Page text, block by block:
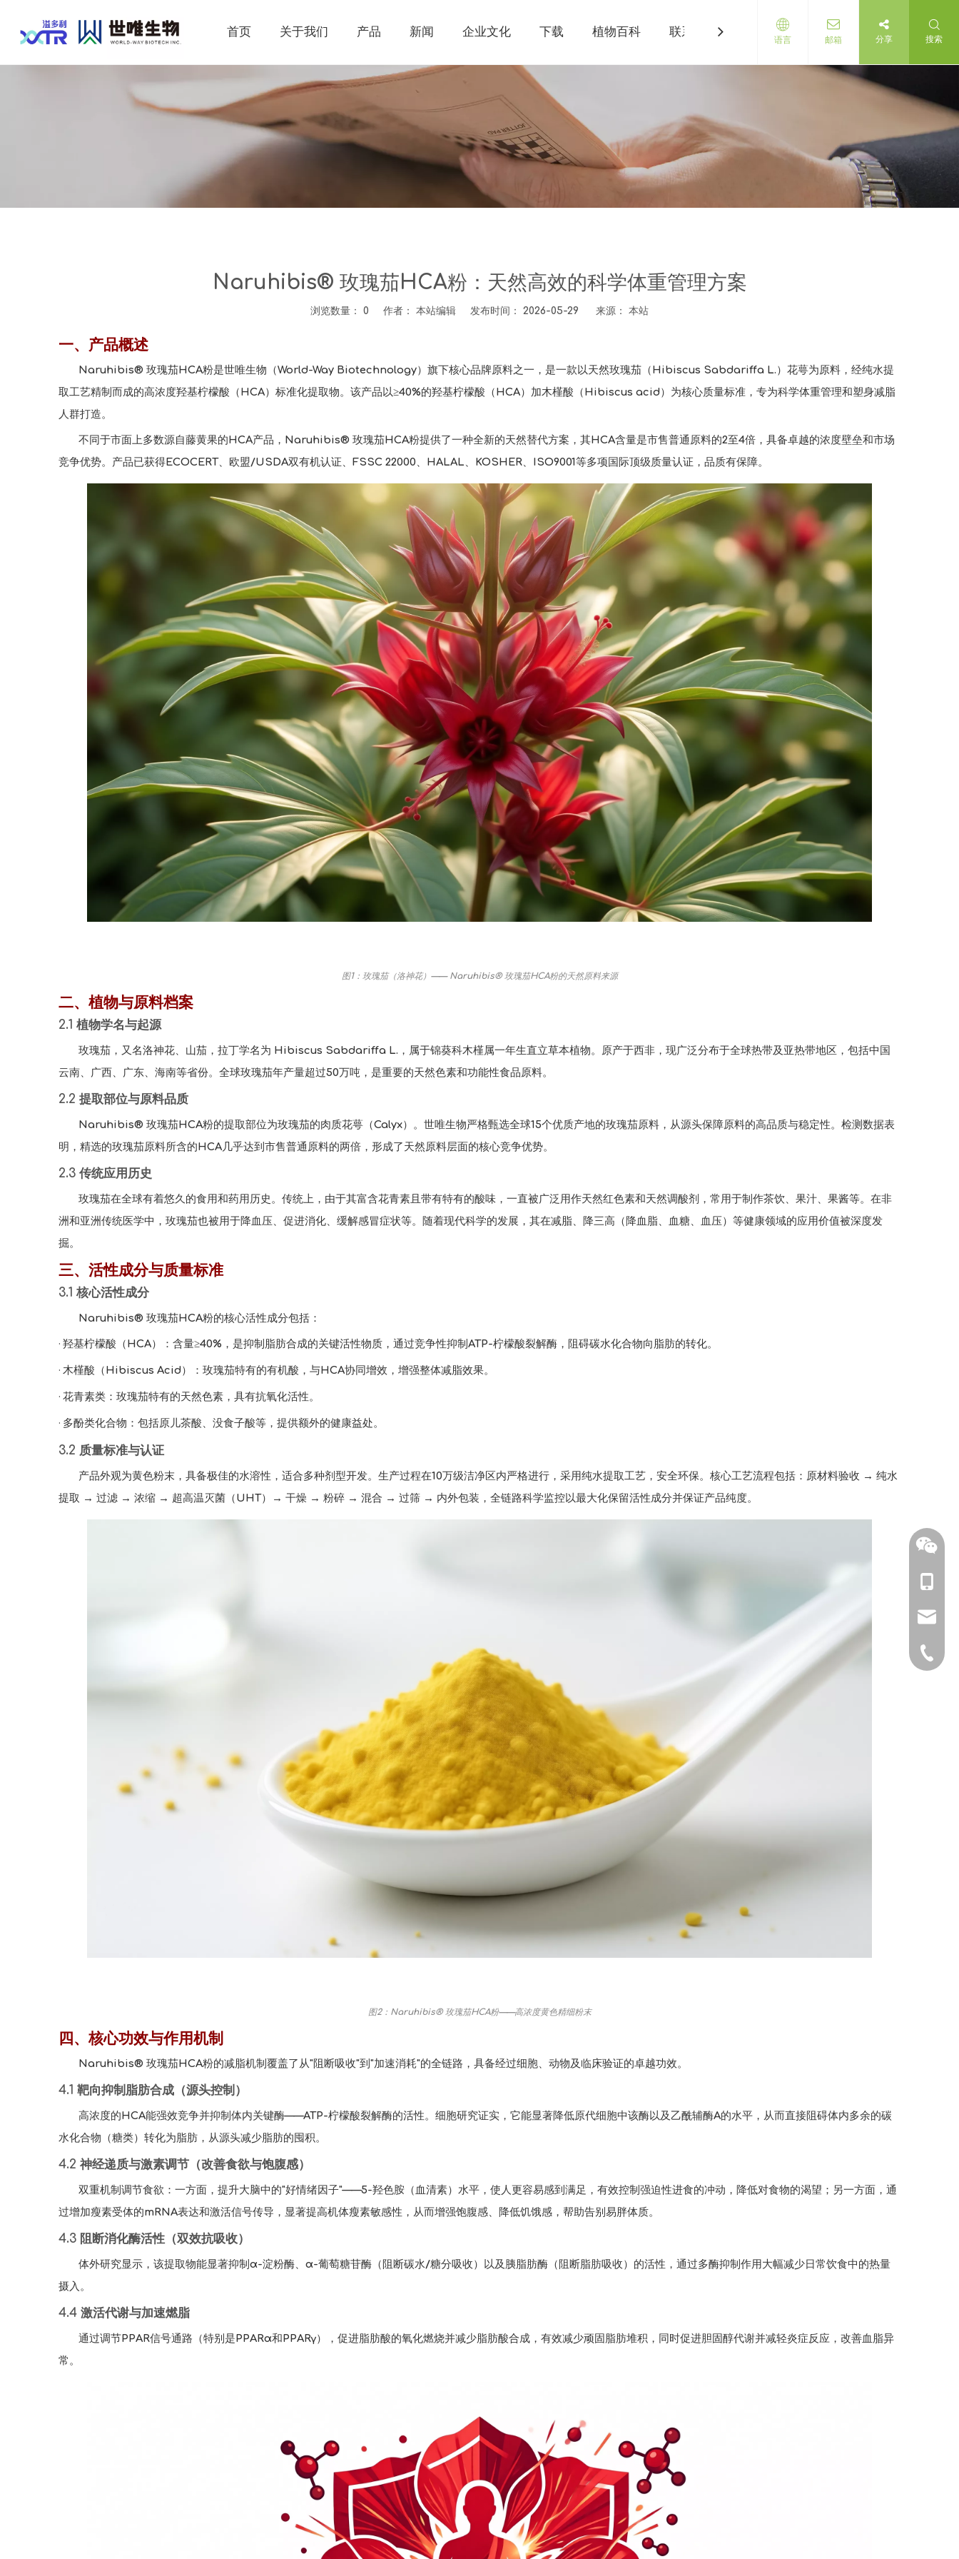
首页 关于我们 产品 新闻 企业文化 下载 植物百科 联系我们
语言 邮箱 分享 搜索
Naruhibis® 玫瑰茄HCA粉：天然高效的科学体重管理方案
浏览数量： 0 作者： 本站编辑 发布时间： 2026-05-29 来源： 本站
["wechat","weibo","qzone","douban","email"]
一、产品概述
Naruhibis® 玫瑰茄HCA粉是世唯生物（World-Way Biotechnology）旗下核心品牌原料之一，是一款以天然玫瑰茄（Hibiscus Sabdariffa L.）花萼为原料，经纯水提
取工艺精制而成的高浓度羟基柠檬酸（HCA）标准化提取物。该产品以≥40%的羟基柠檬酸（HCA）加木槿酸（Hibiscus acid）为核心质量标准，专为科学体重管理和塑身减脂
人群打造。
不同于市面上多数源自藤黄果的HCA产品，Naruhibis® 玫瑰茄HCA粉提供了一种全新的天然替代方案，其HCA含量是市售普通原料的2至4倍，具备卓越的浓度壁垒和市场
竞争优势。产品已获得ECOCERT、欧盟/USDA双有机认证、FSSC 22000、HALAL、KOSHER、ISO9001等多项国际顶级质量认证，品质有保障。
图1：玫瑰茄（洛神花）—— Naruhibis® 玫瑰茄HCA粉的天然原料来源
二、植物与原料档案
2.1 植物学名与起源
玫瑰茄，又名洛神花、山茄，拉丁学名为 Hibiscus Sabdariffa L.，属于锦葵科木槿属一年生直立草本植物。原产于西非，现广泛分布于全球热带及亚热带地区，包括中国
云南、广西、广东、海南等省份。全球玫瑰茄年产量超过50万吨，是重要的天然色素和功能性食品原料。
2.2 提取部位与原料品质
Naruhibis® 玫瑰茄HCA粉的提取部位为玫瑰茄的肉质花萼（Calyx）。世唯生物严格甄选全球15个优质产地的玫瑰茄原料，从源头保障原料的高品质与稳定性。检测数据表
明，精选的玫瑰茄原料所含的HCA几乎达到市售普通原料的两倍，形成了天然原料层面的核心竞争优势。
2.3 传统应用历史
玫瑰茄在全球有着悠久的食用和药用历史。传统上，由于其富含花青素且带有特有的酸味，一直被广泛用作天然红色素和天然调酸剂，常用于制作茶饮、果汁、果酱等。在非
洲和亚洲传统医学中，玫瑰茄也被用于降血压、促进消化、缓解感冒症状等。随着现代科学的发展，其在减脂、降三高（降血脂、血糖、血压）等健康领域的应用价值被深度发
掘。
三、活性成分与质量标准
3.1 核心活性成分
Naruhibis® 玫瑰茄HCA粉的核心活性成分包括：
· 羟基柠檬酸（HCA）：含量≥40%，是抑制脂肪合成的关键活性物质，通过竞争性抑制ATP-柠檬酸裂解酶，阻碍碳水化合物向脂肪的转化。
· 木槿酸（Hibiscus Acid）：玫瑰茄特有的有机酸，与HCA协同增效，增强整体减脂效果。
· 花青素类：玫瑰茄特有的天然色素，具有抗氧化活性。
· 多酚类化合物：包括原儿茶酸、没食子酸等，提供额外的健康益处。
3.2 质量标准与认证
产品外观为黄色粉末，具备极佳的水溶性，适合多种剂型开发。生产过程在10万级洁净区内严格进行，采用纯水提取工艺，安全环保。核心工艺流程包括：原材料验收 → 纯水
提取 → 过滤 → 浓缩 → 超高温灭菌（UHT）→ 干燥 → 粉碎 → 混合 → 过筛 → 内外包装，全链路科学监控以最大化保留活性成分并保证产品纯度。
图2：Naruhibis® 玫瑰茄HCA粉——高浓度黄色精细粉末
四、核心功效与作用机制
Naruhibis® 玫瑰茄HCA粉的减脂机制覆盖了从"阻断吸收"到"加速消耗"的全链路，具备经过细胞、动物及临床验证的卓越功效。
4.1 靶向抑制脂肪合成（源头控制）
高浓度的HCA能强效竞争并抑制体内关键酶——ATP-柠檬酸裂解酶的活性。细胞研究证实，它能显著降低原代细胞中该酶以及乙酰辅酶A的水平，从而直接阻碍体内多余的碳
水化合物（糖类）转化为脂肪，从源头减少脂肪的囤积。
4.2 神经递质与激素调节（改善食欲与饱腹感）
双重机制调节食欲：一方面，提升大脑中的"好情绪因子"——5-羟色胺（血清素）水平，使人更容易感到满足，有效控制强迫性进食的冲动，降低对食物的渴望；另一方面，通
过增加瘦素受体的mRNA表达和激活信号传导，显著提高机体瘦素敏感性，从而增强饱腹感、降低饥饿感，帮助告别易胖体质。
4.3 阻断消化酶活性（双效抗吸收）
体外研究显示，该提取物能显著抑制α-淀粉酶、α-葡萄糖苷酶（阻断碳水/糖分吸收）以及胰脂肪酶（阻断脂肪吸收）的活性，通过多酶抑制作用大幅减少日常饮食中的热量
摄入。
4.4 激活代谢与加速燃脂
通过调节PPAR信号通路（特别是PPARα和PPARγ），促进脂肪酸的氧化燃烧并减少脂肪酸合成，有效减少顽固脂肪堆积，同时促进胆固醇代谢并减轻炎症反应，改善血脂异
常。
邮箱
电话